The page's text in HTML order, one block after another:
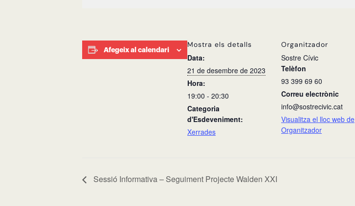
Afegeix al calendari
Mostra els detalls
Data:
21 de desembre de 2023
Hora:
19:00 - 20:30
Categoria
d'Esdeveniment:
Xerrades
Organitzador
Sostre Cívic
Telèfon
93 399 69 60
Correu electrònic
info@sostrecivic.cat
Visualitza el lloc web de
Organitzador
Sessió Informativa – Seguiment Projecte Walden XXI